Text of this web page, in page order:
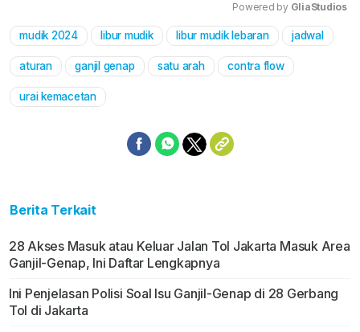
Mute
Powered by GliaStudios
mudik 2024 libur mudik libur mudik lebaran jadwal
aturan ganjil genap satu arah contra flow
urai kemacetan
Berita Terkait
28 Akses Masuk atau Keluar Jalan Tol Jakarta Masuk Area
Ganjil-Genap, Ini Daftar Lengkapnya
Ini Penjelasan Polisi Soal Isu Ganjil-Genap di 28 Gerbang
Tol di Jakarta